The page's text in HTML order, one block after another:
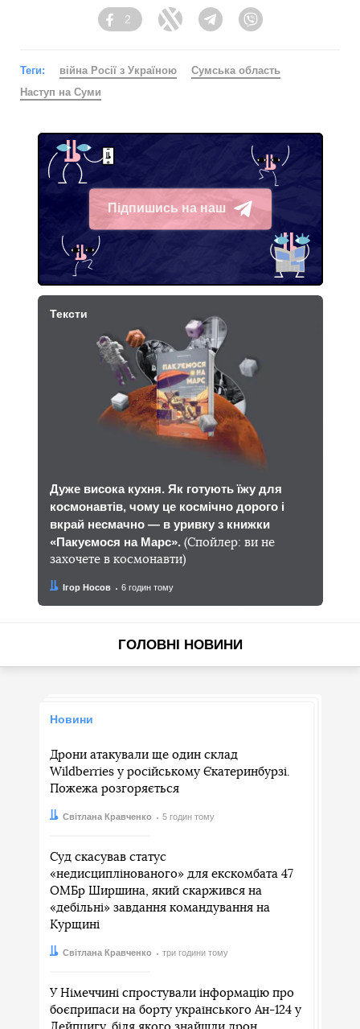
Facebook
2
Twitter TelegramViber
Теги: війна Росії з Україною
Сумська область
Наступ на Суми
Підпишись на наш
Telegram
Тексти
Дуже висока кухня. Як готують їжу для
космонавтів, чому це космічно дорого і
вкрай несмачно — в уривку з книжки
«Пакуємося на Марс». (Спойлер: ви не
захочете в космонавти)
Автор:Ігор Носов
Дата: 6 годин тому
ГОЛОВНІ НОВИНИ
Новини
Дрони атакували ще один склад
Wildberries у російському Єкатеринбурзі.
Пожежа розгоряється
Автор:
Світлана Кравченко
Дата: 5 годин тому
Суд скасував статус
«недисциплінованого» для екскомбата 47
ОМБр Ширшина, який скаржився на
«дебільні» завдання командування на
Курщині
Автор:
Світлана Кравченко
Дата: три години тому
У Німеччині спростували інформацію про
боєприпаси на борту українського Ан-124 у